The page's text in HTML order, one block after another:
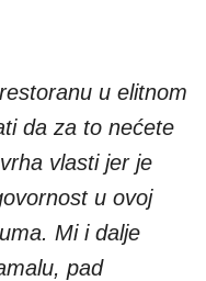
u elitnom
da za to nećete
vlasti jer je
u ovoj
Mi i dalje
pad